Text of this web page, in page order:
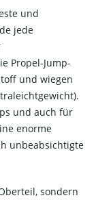
und
jede
Propel-Jump-
und wiegen
und auch für
enorme
unbeabsichtigte
sondern